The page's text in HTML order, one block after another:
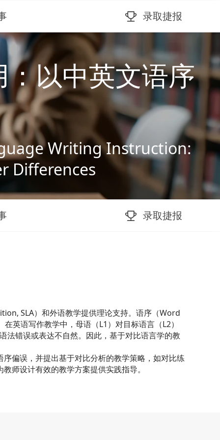
录取捷报
以中英文语序
Writing Instruction:
Differences
录取捷报
SLA）和外语教学提供理论支持。语序（Word
英语写作教学中，母语（L1）对目标语言（L2）
错误或表达不自然。因此，基于对比语言学的教
偏误，并提出基于对比分析的教学策略，如对比练
师设计有效的教学方案提供实践指导。